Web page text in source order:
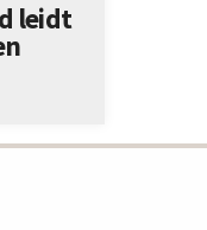
leidt